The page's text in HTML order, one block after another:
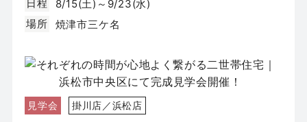
日程
8/15(土)～9/23(水)
場所
焼津市三ケ名
見学会 掛川店／浜松店